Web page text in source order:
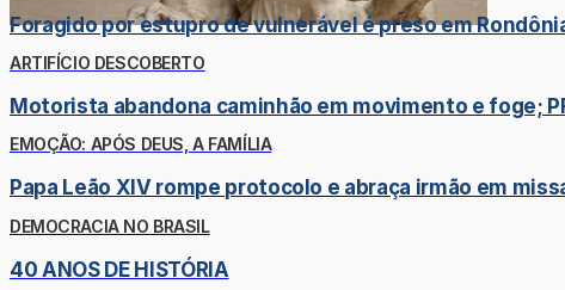
Foragido por estupro de vulnerável é preso em
ARTIFÍCIO DESCOBERTO
Motorista abandona caminhão em movimento e foge;
EMOÇÃO: APÓS DEUS, A FAMÍLIA
Papa Leão XIV rompe protocolo e abraça irmão em
DEMOCRACIA NO BRASIL
40 ANOS DE HISTÓRIA